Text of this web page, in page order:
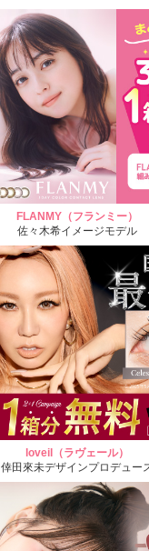
FLANMY（フランミー）
佐々木希イメージモデル
loveil（ラヴェール）
倖田來未デザインプロデュー